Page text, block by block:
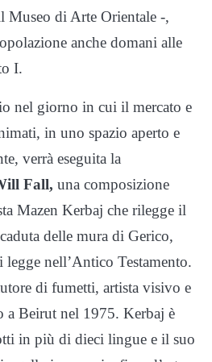
Museo di Arte Orientale -,
anche domani alle
I.
nel giorno in cui il mercato e
in uno spazio aperto e
verrà eseguita la
Fall, una composizione
Mazen Kerbaj che rilegge il
delle mura di Gerico,
nell’Antico Testamento.
di fumetti, artista visivo e
a Beirut nel 1975. Kerbaj è
in più di dieci lingue e il suo